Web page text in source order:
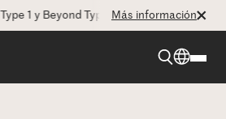
1 y Beyond Type 2! La CEO Deborah
Más información